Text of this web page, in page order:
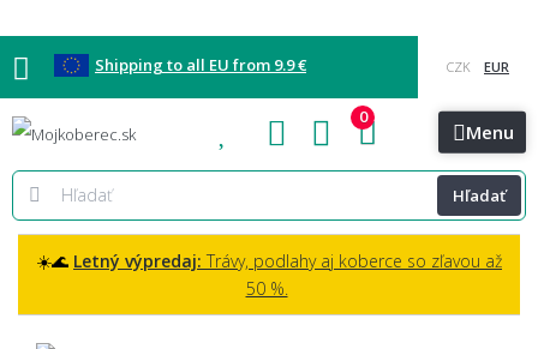
Shipping to all EU from 9.9 €
Blog Kontakt Menu
Hľadať
0
☀️🌊 Letný výpredaj: Trávy, podlahy aj koberce so zľavou až
50 %.